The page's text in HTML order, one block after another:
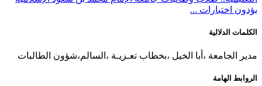
يؤدون اختبارات ...
الكلمات الدلالية
مدير الجامعة ،أبا الخيل ،بخطاب تعـزيـة ،السالم،شؤون الطالبات
الروابط الهامة